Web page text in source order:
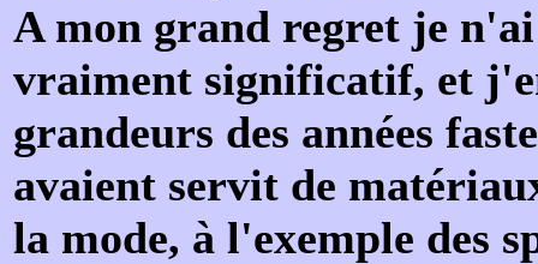
A mon grand regret je
vraiment significatif, et
grandeurs des années
avaient servit de
la mode, à l'exemple des